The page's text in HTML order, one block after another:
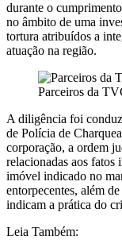
durante o
no âmbito de uma
tortura atribuídos a
atuação na região.
Parceiros da
A diligência foi
de Polícia de
corporação, a ordem
relacionadas aos fatos
imóvel indicado no
entorpecentes, além
indicam a prática do
Leia Também: